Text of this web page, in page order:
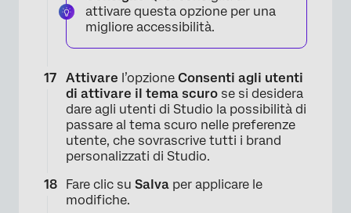
attivare questa opzione per una
migliore accessibilità.
Attivare l’opzione Consenti agli utenti
di attivare il tema scuro se si desidera
dare agli utenti di Studio la possibilità di
passare al tema scuro nelle preferenze
utente, che sovrascrive tutti i brand
personalizzati di Studio.
Fare clic su Salva per applicare le
modifiche.